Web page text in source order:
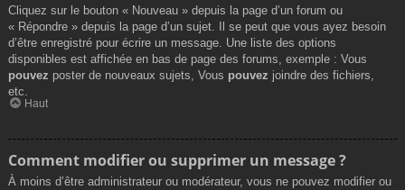
Cliquez sur le bouton « Nouveau » depuis la page d’un forum ou
« Répondre » depuis la page d’un sujet. Il se peut que vous ayez besoin
d’être enregistré pour écrire un message. Une liste des options
disponibles est affichée en bas de page des forums, exemple : Vous
pouvez poster de nouveaux sujets, Vous pouvez joindre des fichiers,
etc.
Haut
Comment modifier ou supprimer un message ?
À moins d’être administrateur ou modérateur, vous ne pouvez modifier ou